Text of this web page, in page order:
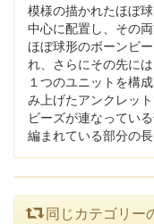
模様の描かれたほぼ
中心に配置し、その
ほぼ球形のボーンビ
れ、さらにその先に
１つのユニットを構
み上げたアンクレット
ビーズが連なってい
編まれている部分の
同じカテゴリー